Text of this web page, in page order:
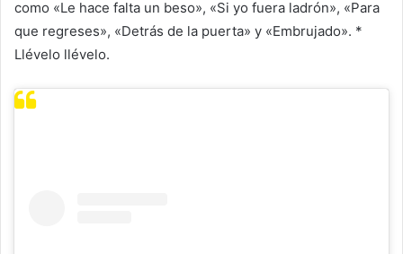
como «Le hace falta un beso», «Si yo fuera ladrón», «Para
que regreses», «Detrás de la puerta» y «Embrujado». *
Llévelo llévelo.